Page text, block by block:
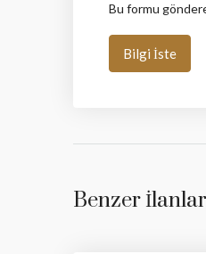
Bu formu
Bilgi İste
Benzer İlanlar